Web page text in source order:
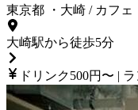
東京都 ・ 大崎 / カフェ
大崎駅から徒歩5分
ドリンク500円〜 |